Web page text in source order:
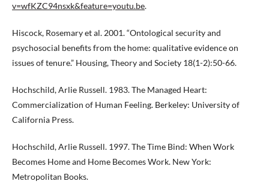
v=wfKZC94nsxk&feature=youtu.be.
Hiscock, Rosemary et al. 2001. “Ontological security and
psychosocial benefits from the home: qualitative evidence on
issues of tenure.” Housing, Theory and Society 18(1-2):50-66.
Hochschild, Arlie Russell. 1983. The Managed Heart:
Commercialization of Human Feeling. Berkeley: University of
California Press.
Hochschild, Arlie Russell. 1997. The Time Bind: When Work
Becomes Home and Home Becomes Work. New York:
Metropolitan Books.